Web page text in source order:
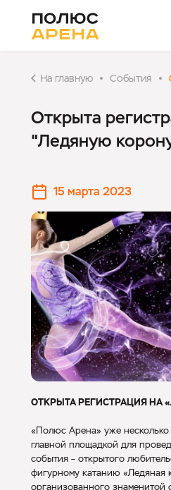
На главную События
Открыта
"Ледяную
15 марта 2023
ОТКРЫТА РЕГИСТРАЦИЯ НА
«Полюс Арена» уже несколько
главной площадкой для
события – открытого
фигурному катанию «Ледяная
организованного знаменитой